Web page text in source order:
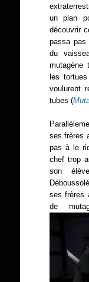
un plan
découvrir
passa pas
du
mutagène
les
voulurent
tubes (
ses frères
pas à le
chef trop
son
ses frères
de